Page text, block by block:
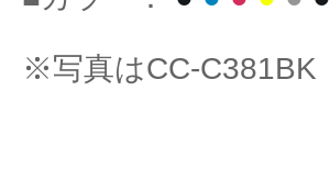
※写真はCC-C381BK